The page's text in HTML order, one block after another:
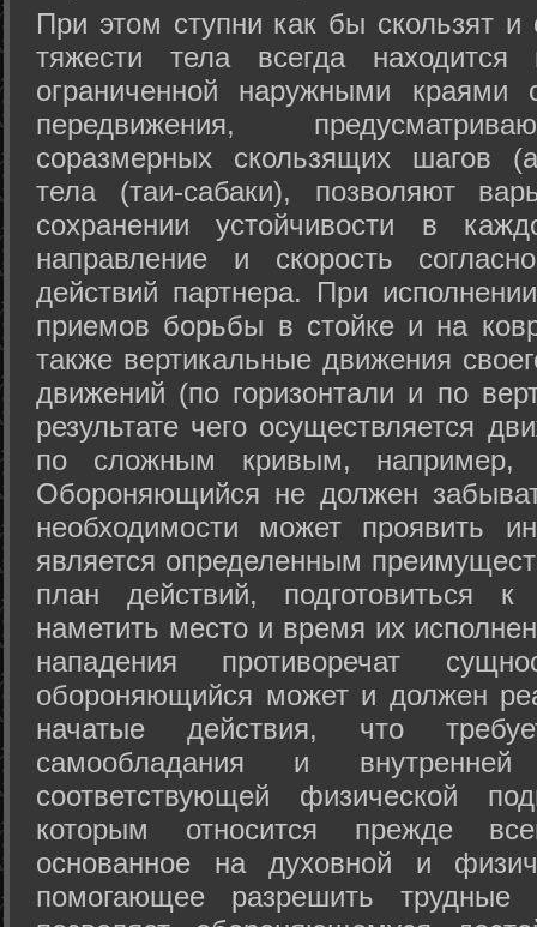
При этом ступни как бы скользят
тяжести тела всегда
ограниченной наружными краями
передвижения,
соразмерных скользящих шагов
тела (таи-сабаки), позволяют
сохранении устойчивости в
направление и скорость
действий партнера. При
приемов борьбы в стойке и на
также вертикальные движения
движений (по горизонтали и по
результате чего осуществляется
по сложным кривым, например,
Обороняющийся не должен
необходимости может проявить
является определенным
план действий, подготовиться
наметить место и время их
нападения противоречат
обороняющийся может и должен
начатые действия, что
самообладания и
соответствующей физической
которым относится прежде
основанное на духовной и
помогающее разрешить